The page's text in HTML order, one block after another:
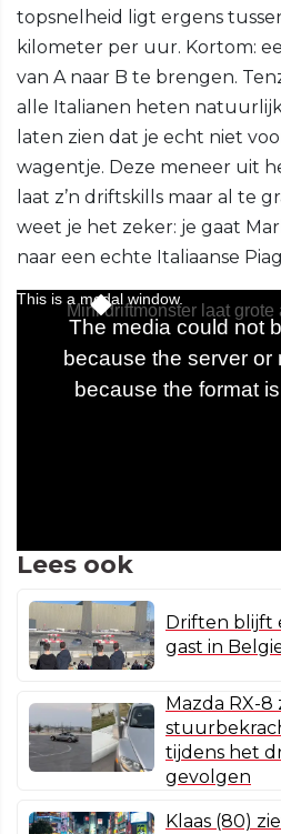
topsnelheid ligt ergens
kilometer per uur. Kortom:
van A naar B te brengen.
alle Italianen heten
laten zien dat je echt niet
wagentje. Deze meneer uit
laat z’n driftskills maar al te
weet je het zeker: je gaat
naar een echte Italiaanse
Lees ook
Driften blijft
gast in
Mazda RX-8
tijdens het
gevolgen
Klaas (80)